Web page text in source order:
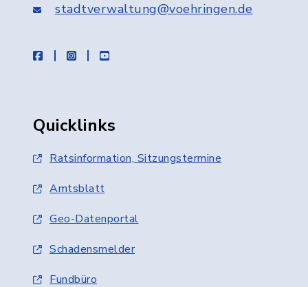
stadtverwaltung@voehringen.de
facebookinstagramyoutube
Quicklinks
Ratsinformation, Sitzungstermine
Amtsblatt
Geo-Datenportal
Schadensmelder
Fundbüro